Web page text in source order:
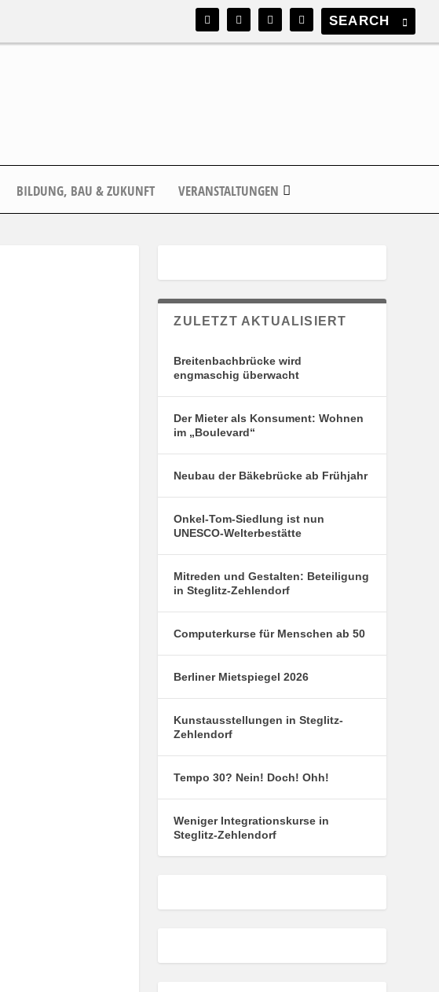
BILDUNG, BAU & ZUKUNFT VERANSTALTUNGEN
ZULETZT AKTUALISIERT
Breitenbachbrücke wird
engmaschig überwacht
Der Mieter als Konsument: Wohnen
im „Boulevard“
Neubau der Bäkebrücke ab Frühjahr
Onkel-Tom-Siedlung ist nun
UNESCO-Welterbestätte
Mitreden und Gestalten: Beteiligung
in Steglitz-Zehlendorf
Computerkurse für Menschen ab 50
Berliner Mietspiegel 2026
Kunstausstellungen in Steglitz-
Zehlendorf
Tempo 30? Nein! Doch! Ohh!
Weniger Integrationskurse in
Steglitz-Zehlendorf